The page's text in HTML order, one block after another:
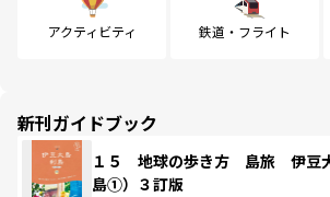
アクティビティ 鉄道・フライト
新刊ガイドブック
１５ 地球の歩き方 島旅 伊豆
島①）３訂版